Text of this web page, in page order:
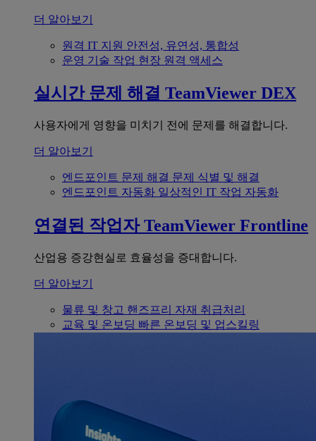
더 알아보기
원격 IT 지원 안전성, 유연성, 통합성
운영 기술 작업 현장 원격 액세스
실시간 문제 해결 TeamViewer DEX
사용자에게 영향을 미치기 전에 문제를 해결합니다.
더 알아보기
엔드포인트 문제 해결 문제 식별 및 해결
엔드포인트 자동화 일상적인 IT 작업 자동화
연결된 작업자 TeamViewer Frontline
산업용 증강현실로 효율성을 증대합니다.
더 알아보기
물류 및 창고 핸즈프리 자재 취급처리
교육 및 온보딩 빠른 온보딩 및 업스킬링